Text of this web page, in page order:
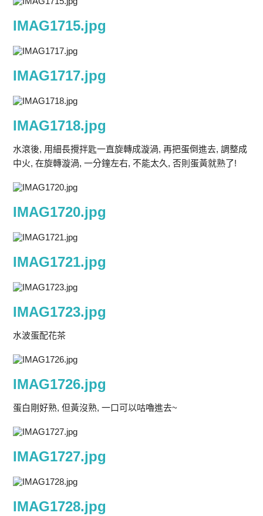
IMAG1715.jpg
IMAG1717.jpg
IMAG1718.jpg
水滾後, 用細長攪拌匙一直旋轉成漩渦, 再把蛋倒進去, 調整成
中火, 在旋轉漩渦, 一分鐘左右, 不能太久, 否則蛋黃就熟了!
IMAG1720.jpg
IMAG1721.jpg
IMAG1723.jpg
水波蛋配花茶
IMAG1726.jpg
蛋白剛好熟, 但黃沒熟, 一口可以咕嚕進去~
IMAG1727.jpg
IMAG1728.jpg